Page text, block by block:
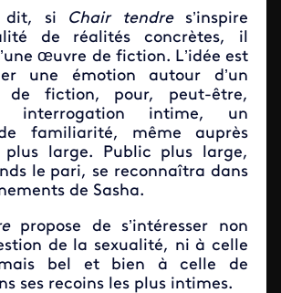
dit, si Chair tendres’inspire
de réalités concrètes, il
œuvre de fiction. L’idée est
une émotion autour d’un
de fiction, pour, peut-être,
interrogation intime, un
familiarité, même auprès
plus large. Public plus large,
le pari, se reconnaîtra dans
de Sasha.
propose de s’intéresser non
de la sexualité, ni à celle
bel et bien à celle de
ses recoins les plus intimes.